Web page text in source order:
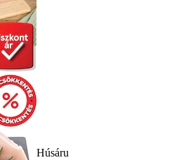
Húsáru